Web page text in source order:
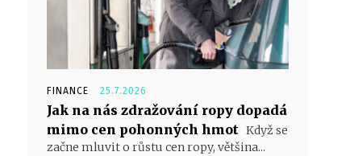
FINANCE 25.7.2026
Jak na nás zdražování ropy dopadá
mimo cen pohonných hmot Když se
začne mluvit o růstu cen ropy, většina...